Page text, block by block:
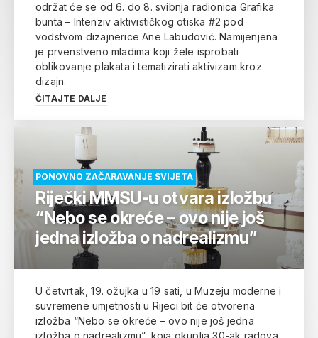
održat će se od 6. do 8. svibnja radionica Grafika
bunta – Intenziv aktivističkog otiska #2 pod
vodstvom dizajnerice Ane Labudović. Namijenjena
je prvenstveno mladima koji žele isprobati
oblikovanje plakata i tematizirati aktivizam kroz
dizajn.
ČITAJTE DALJE
PONOVNO ZAČARAVANJE SVIJETA
Riječki MMSU-u otvara izložbu
“Nebo se okreće – ovo nije još
jedna izložba o nadrealizmu”
U četvrtak, 19. ožujka u 19 sati, u Muzeju moderne i
suvremene umjetnosti u Rijeci bit će otvorena
izložba “Nebo se okreće – ovo nije još jedna
izložba o nadrealizmu”, koja okuplja 30-ak radova